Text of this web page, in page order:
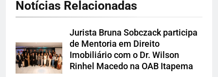
Notícias Relacionadas
Jurista Bruna Sobczack participa
de Mentoria em Direito
Imobiliário com o Dr. Wilson
Rinhel Macedo na OAB Itapema